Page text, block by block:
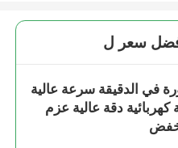
سعر ل
في الدقيقة سرعة عالية
كهربائية دقة عالية عزم